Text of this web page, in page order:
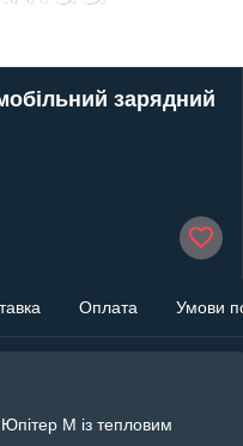
зарядний
Оплата Умови
М із тепловим